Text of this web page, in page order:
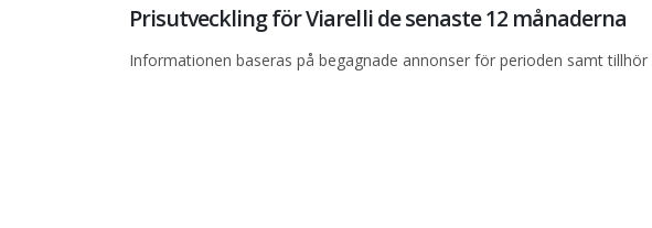
Prisutveckling för Viarelli de senaste 12 månaderna
Informationen baseras på begagnade annonser för perioden samt